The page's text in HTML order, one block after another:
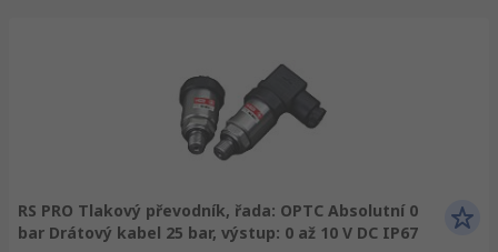
RS PRO Tlakový převodník, řada: OPTC Absolutní 0
bar Drátový kabel 25 bar, výstup: 0 až 10 V DC IP67